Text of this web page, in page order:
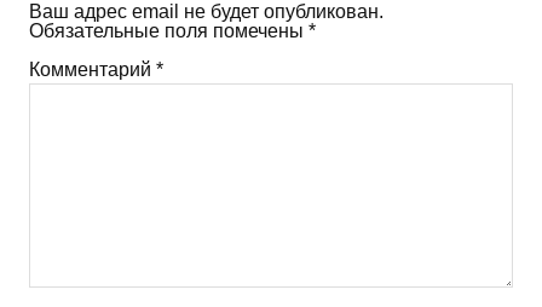
Ваш адрес email не будет опубликован.
Обязательные поля помечены *
Комментарий *